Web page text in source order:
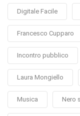
Digitale Facile
Francesco Cupparo
Incontro pubblico
Laura Mongiello
Musica Nero